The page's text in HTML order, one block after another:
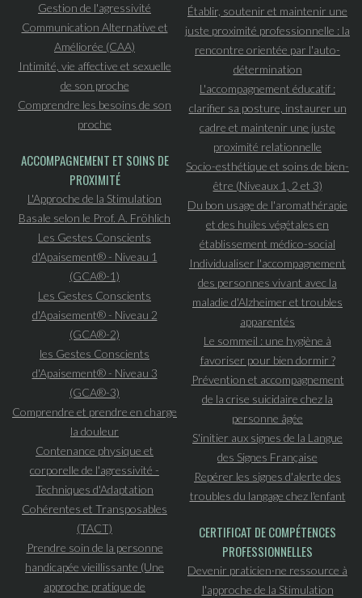
Gestion de l'agressivité
Communication Alternative et
Améliorée (CAA)
Intimité, vie affective et sexuelle
de son proche
Comprendre les besoins de son
proche
ACCOMPAGNEMENT ET SOINS DE
PROXIMITÉ
L'Approche de la Stimulation
Basale selon le Prof. A. Fröhlich
Les Gestes Conscients
d'Apaisement® - Niveau 1
(GCA®-1)
Les Gestes Conscients
d'Apaisement® - Niveau 2
(GCA®-2)
les Gestes Conscients
d'Apaisement® - Niveau 3
(GCA®-3)
Comprendre et prendre en charge
la douleur
Contenance physique et
corporelle de l'agressivité -
Techniques d'Adaptation
Cohérentes et Transposables
(TACT)
Prendre soin de la personne
handicapée vieillissante (Une
approche pratique de
Établir, soutenir et maintenir une
juste proximité professionnelle : la
rencontre orientée par l'auto-
détermination
L'accompagnement éducatif :
clarifier sa posture, instaurer un
cadre et maintenir une juste
proximité relationnelle
Socio-esthétique et soins de bien-
être (Niveaux 1, 2 et 3)
Du bon usage de l'aromathérapie
et des huiles végétales en
établissement médico-social
Individualiser l'accompagnement
des personnes vivant avec la
maladie d'Alzheimer et troubles
apparentés
Le sommeil : une hygiène à
favoriser pour bien dormir ?
Prévention et accompagnement
de la crise suicidaire chez la
personne âgée
S'initier aux signes de la Langue
des Signes Française
Repérer les signes d'alerte des
troubles du langage chez l'enfant
CERTIFICAT DE COMPÉTENCES
PROFESSIONNELLES
Devenir praticien·ne ressource à
l'approche de la Stimulation